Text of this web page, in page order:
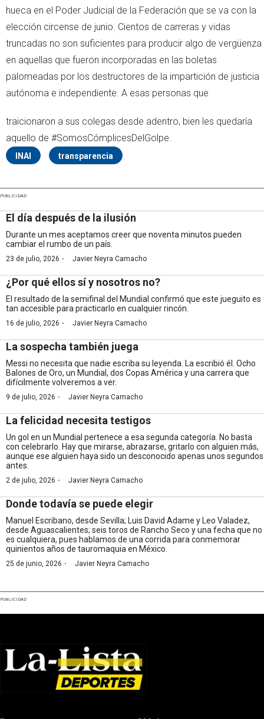
hueca en el Poder Judicial de la Federación que se va con la
elección circense de junio. Cientos de carreras y vidas
truncadas no son suficientes para producir algo de vergüenza
en aquellas que fueron incorporadas en las boletas
palomeadas por los destructores de la impartición de justicia
autónoma e independiente. A esas personas que
traicionaron a sus colegas desde adentro, bien les quedaría
aquello de #SomosCómplicesDelGolpe.
INAI transparencia
PUBLICIDAD
El día después de la ilusión
Durante un mes aceptamos creer que noventa minutos pueden
cambiar el rumbo de un país.
23 de julio, 2026 · Javier Neyra Camacho
¿Por qué ellos sí y nosotros no?
El resultado de la semifinal del Mundial confirmó que este jueguito es
tan accesible para practicarlo en cualquier rincón.
16 de julio, 2026 · Javier Neyra Camacho
La sospecha también juega
Messi no necesita que nadie escriba su leyenda. La escribió él. Ocho
Balones de Oro, un Mundial, dos Copas América y una carrera que
difícilmente volveremos a ver.
9 de julio, 2026 · Javier Neyra Camacho
La felicidad necesita testigos
Un gol en un Mundial pertenece a esa segunda categoría. No basta
con celebrarlo. Hay que mirarse, abrazarse, gritarlo con alguien más,
aunque ese alguien haya sido un desconocido apenas unos segundos
antes.
2 de julio, 2026 · Javier Neyra Camacho
Donde todavía se puede elegir
Manuel Escribano, desde Sevilla; Luis David Adame y Leo Valadez,
desde Aguascalientes; seis toros de Rancho Seco y una fecha que no
es cualquiera, pues hablamos de una corrida para conmemorar
quinientos años de tauromaquia en México.
25 de junio, 2026 · Javier Neyra Camacho
PUBLICIDAD